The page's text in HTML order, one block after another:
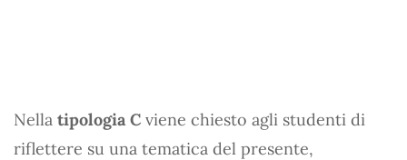
Nella tipologia C viene chiesto agli studenti di
riflettere su una tematica del presente,